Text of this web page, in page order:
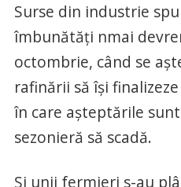
Surse din industrie
îmbunătăți nmai
octombrie, când se
rafinării să își
în care așteptările
sezonieră să scadă.
Și unii fermieri s-au